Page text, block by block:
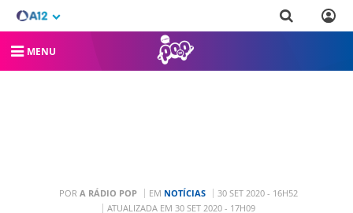
MENU
POR A RÁDIO POP EM NOTÍCIAS
30 SET 2020 - 16H52
ATUALIZADA EM 30 SET 2020 - 17H09